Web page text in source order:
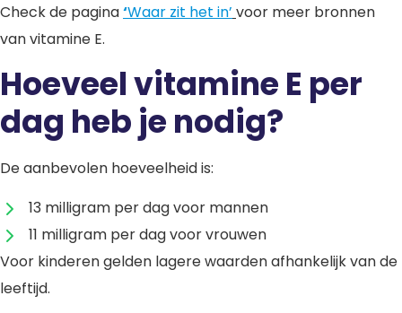
Check de pagina‘Waar zit het in’ voor meer bronnen
van vitamine E.
Hoeveel vitamine E per
dag heb je nodig?
De aanbevolen hoeveelheid is:
13 milligram per dag voor mannen
11 milligram per dag voor vrouwen
Voor kinderen gelden lagere waarden afhankelijk van de
leeftijd.